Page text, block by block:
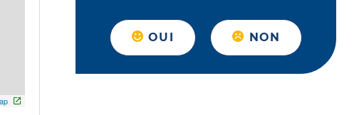
OUI NON